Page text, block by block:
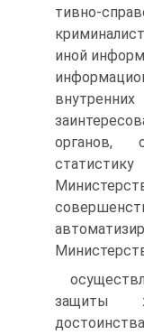
тивно-
иной
органов,
защиты